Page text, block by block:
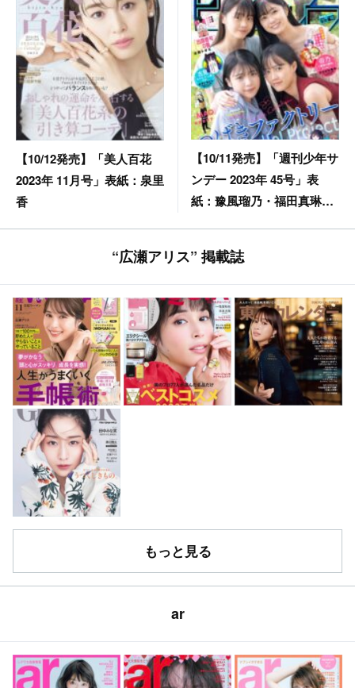
【10/12発売】「美人百花
2023年 11月号」表紙：泉里
香
【10/11発売】「週刊少年サ
ンデー 2023年 45号」表
紙：豫風瑠乃・福田真琳・
“広瀬アリス” 掲載誌
もっと見る
ar